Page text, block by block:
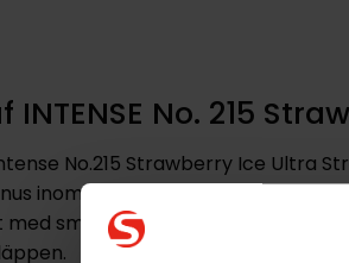
INTENSE No. 215
No.215 Strawberry Ice Ultra
inom serien Skruf Intense
smala portioner som är